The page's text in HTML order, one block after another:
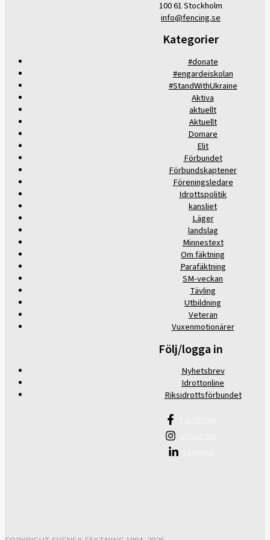
100 61 Stockholm
info@fencing.se
Kategorier
#donate
#engardeiskolan
#StandWithUkraine
Aktiva
aktuellt
Aktuellt
Domare
Elit
Förbundet
Förbundskaptener
Föreningsledare
Idrottspolitik
kansliet
Läger
landslag
Minnestext
Om fäktning
Parafäktning
SM-veckan
Tävling
Utbildning
Veteran
Vuxenmotionärer
Följ/logga in
Nyhetsbrev
Idrottonline
Riksidrottsförbundet